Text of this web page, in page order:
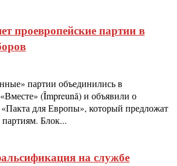
проевропейские партии в
партии объединились в
(Împreună) и объявили о
«Пакта для Европы», который предложат
Блок...
на службе